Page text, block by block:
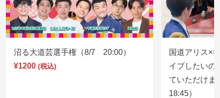
沼る大道芸選手権（8/7 20:00）
¥1200 (税込)
国道アリス×
イブしたいの
ていただけ
18:45）